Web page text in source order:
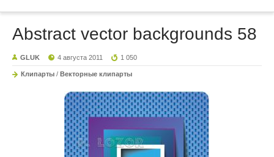
Abstract vector backgrounds 58
GLUK 4 августа 2011 1 050
Клипарты / Векторные клипарты